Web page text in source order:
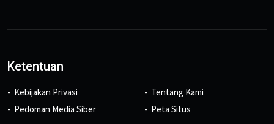
Ketentuan
Kebijakan Privasi
Pedoman Media Siber
Tentang Kami
Peta Situs